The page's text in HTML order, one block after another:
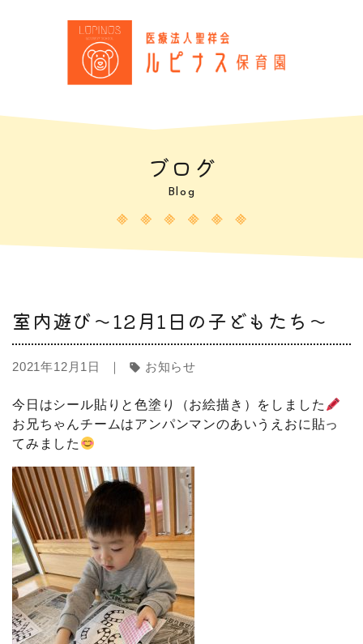
ブログ
Blog
室内遊び～12月1日の子どもたち～
2021年12月1日 ｜ sell お知らせ
今日はシール貼りと色塗り（お絵描き）をしました
お兄ちゃんチームはアンパンマンのあいうえおに貼っ
てみました